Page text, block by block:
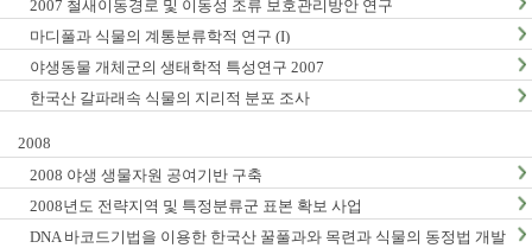
2007 철새이동경로 및 이동성 조류 보호관리방안 연구
마디풀과 식물의 계통분류학적 연구 (I)
야생동물 개체군의 생태학적 특성연구 2007
한국산 갈파래속 식물의 지리적 분포 조사
2008
2008 야생 생물자원 공여기반 구축
2008년도 전략지역 및 특정분류군 표본 확보 사업
DNA 바코드기법을 이용한 한국산 꿀풀과와 목련과 식물의 동정법 개발